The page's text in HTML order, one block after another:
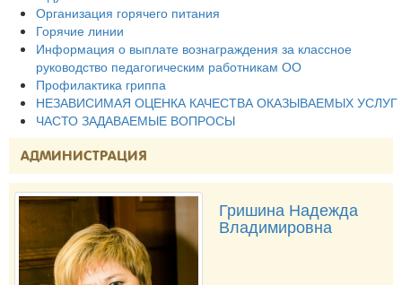
Организация горячего питания
Горячие линии
Информация о выплате вознаграждения за классное
руководство педагогическим работникам ОО
Профилактика гриппа
НЕЗАВИСИМАЯ ОЦЕНКА КАЧЕСТВА ОКАЗЫВАЕМЫХ УСЛУГ
ЧАСТО ЗАДАВАЕМЫЕ ВОПРОСЫ
АДМИНИСТРАЦИЯ
Гришина Надежда
Владимировна